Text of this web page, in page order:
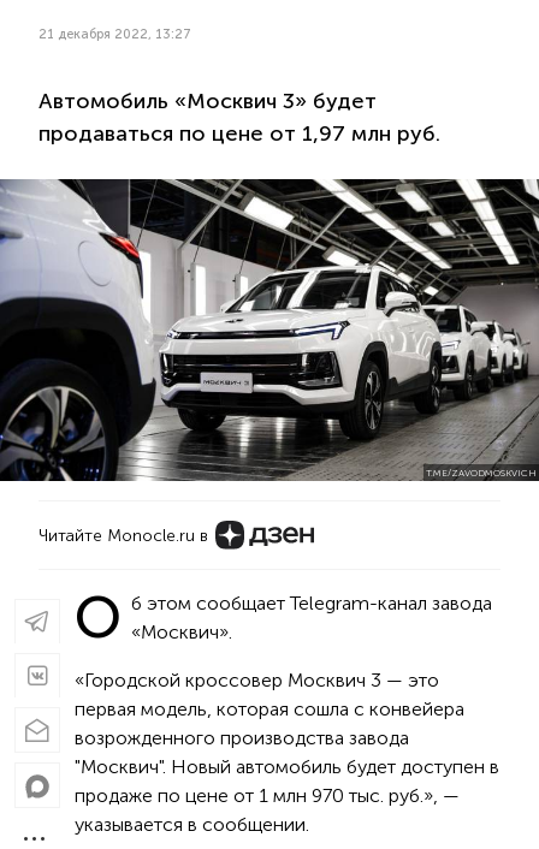
21 декабря 2022, 13:27
Автомобиль «Москвич 3» будет
продаваться по цене от 1,97 млн руб.
T.ME/ZAVODMOSKVICH
Читайте Monocle.ru в
О б этом сообщает Telegram-канал завода
«Москвич».
«Городской кроссовер Москвич 3 — это
первая модель, которая сошла с конвейера
возрожденного производства завода
"Москвич". Новый автомобиль будет доступен в
продаже по цене от 1 млн 970 тыс. руб.», —
указывается в сообщении.